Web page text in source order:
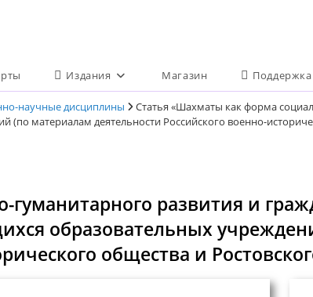
Издания Магазин Поддержка
научные дисциплины
Статья «Шахматы как форма
материалам деятельности Российского военно-
развития и
образовательных
общества и